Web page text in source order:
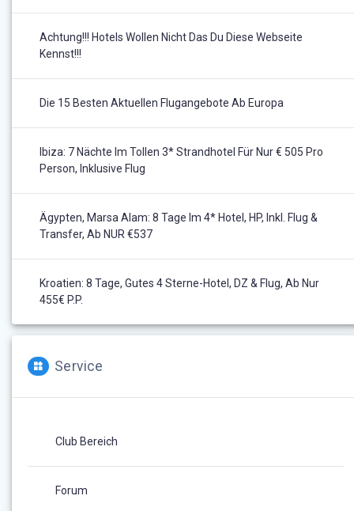
Achtung!!! Hotels Wollen Nicht Das Du Diese Webseite
Kennst!!!
Die 15 Besten Aktuellen Flugangebote Ab Europa
Ibiza: 7 Nächte Im Tollen 3* Strandhotel Für Nur € 505 Pro
Person, Inklusive Flug
Ägypten, Marsa Alam: 8 Tage Im 4* Hotel, HP, Inkl. Flug &
Transfer, Ab NUR €537
Kroatien: 8 Tage, Gutes 4 Sterne-Hotel, DZ & Flug, Ab Nur
455€ P.P.
Service
Club Bereich
Forum